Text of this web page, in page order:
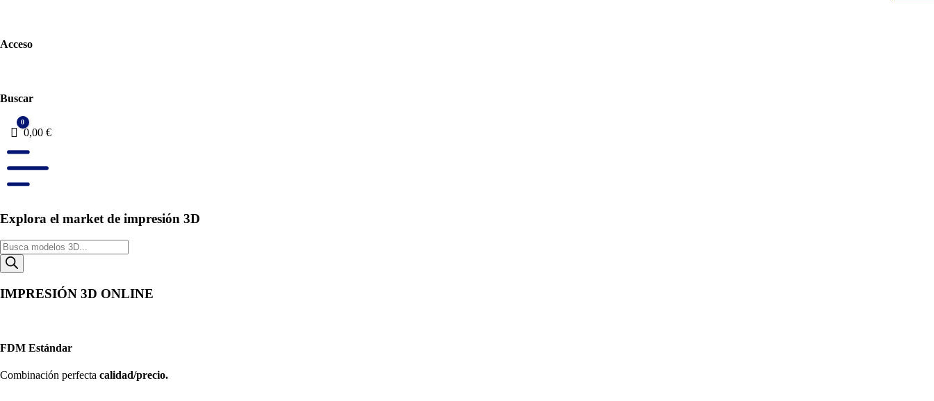
Acceso
Buscar
Carro
0
0,00 €
Explora el market de impresión 3D
Búsqueda
de
productos
IMPRESIÓN 3D ONLINE
FDM Estándar
Combinación perfecta calidad/precio.